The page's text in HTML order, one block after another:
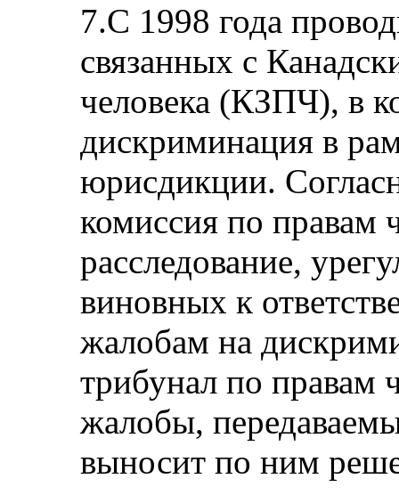
7.С 1998 года
связанных с
человека (КЗПЧ), в
дискриминация в
юрисдикции.
комиссия по правам
расследование,
виновных к
жалобам на
трибунал по правам
жалобы,
выносит по ним